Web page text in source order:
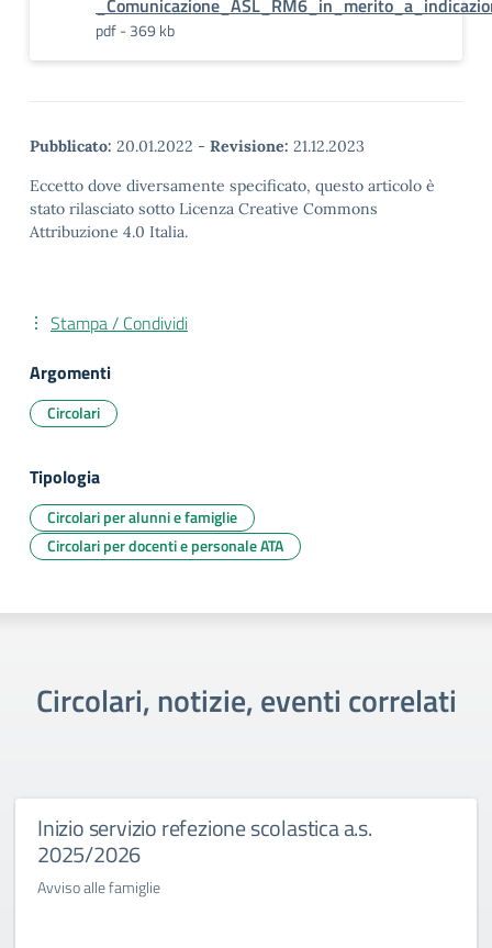
pdf - 369 kb
Pubblicato: 20.01.2022 - Revisione: 21.12.2023
Eccetto dove diversamente specificato, questo articolo è
stato rilasciato sotto Licenza Creative Commons
Attribuzione 4.0 Italia.
Stampa / Condividi
Argomenti
Circolari
Tipologia
Circolari per alunni e famiglie
Circolari per docenti e personale ATA
Circolari, notizie, eventi correlati
Inizio servizio refezione scolastica a.s.
2025/2026
Avviso alle famiglie